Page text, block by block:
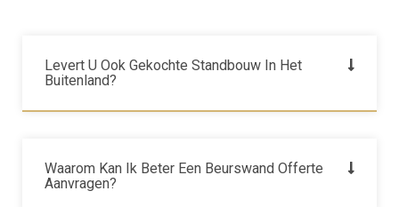
Levert U Ook Gekochte Standbouw In Het
Buitenland?
Waarom Kan Ik Beter Een Beurswand Offerte
Aanvragen?